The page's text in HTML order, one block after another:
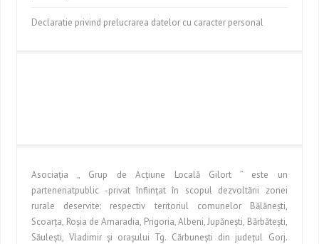
Declaratie privind prelucrarea datelor cu caracter personal
Asociaţia „ Grup de Acţiune Locală Gilort ” este un
parteneriatpublic -privat înfiinţat în scopul dezvoltării zonei
rurale deservite: respectiv teritoriul comunelor Bălăneşti,
Scoarţa, Roşia de Amaradia, Prigoria, Albeni, Jupăneşti, Bărbăteşti,
Săuleşti, Vladimir şi oraşului Tg. Cărbuneşti din judeţul Gorj.